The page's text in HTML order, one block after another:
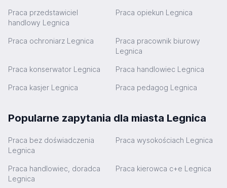
Praca przedstawiciel
handlowy Legnica
Praca opiekun Legnica
Praca ochroniarz Legnica
Praca pracownik biurowy
Legnica
Praca konserwator Legnica Praca handlowiec Legnica
Praca kasjer Legnica Praca pedagog Legnica
Popularne zapytania dla miasta Legnica
Praca bez doświadczenia
Legnica
Praca wysokościach Legnica
Praca handlowiec, doradca
Legnica
Praca kierowca c+e Legnica